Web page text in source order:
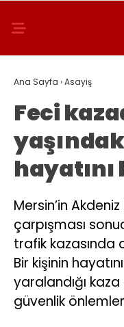
Ana Sayfa ›Asayiş
Feci
Mersin’in
çarpışması
trafik kazasında
Bir kişinin
yaralandığı
güvenlik önlemleri